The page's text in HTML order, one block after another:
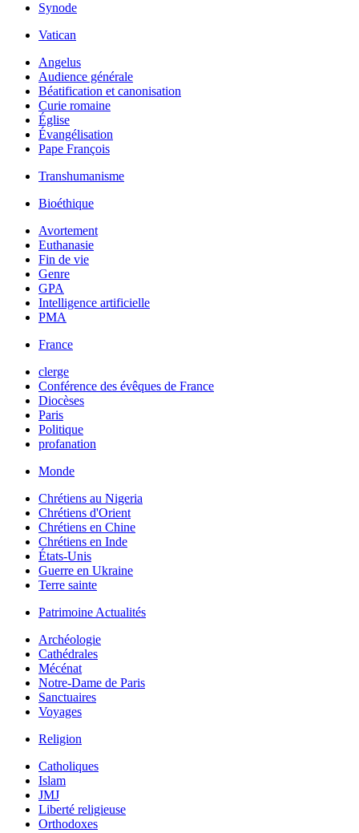
Synode
Vatican
Angelus
Audience générale
Béatification et canonisation
Curie romaine
Église
Évangélisation
Pape François
Transhumanisme
Bioéthique
Avortement
Euthanasie
Fin de vie
Genre
GPA
Intelligence artificielle
PMA
France
clerge
Conférence des évêques de France
Diocèses
Paris
Politique
profanation
Monde
Chrétiens au Nigeria
Chrétiens d'Orient
Chrétiens en Chine
Chrétiens en Inde
États-Unis
Guerre en Ukraine
Terre sainte
Patrimoine Actualités
Archéologie
Cathédrales
Mécénat
Notre-Dame de Paris
Sanctuaires
Voyages
Religion
Catholiques
Islam
JMJ
Liberté religieuse
Orthodoxes